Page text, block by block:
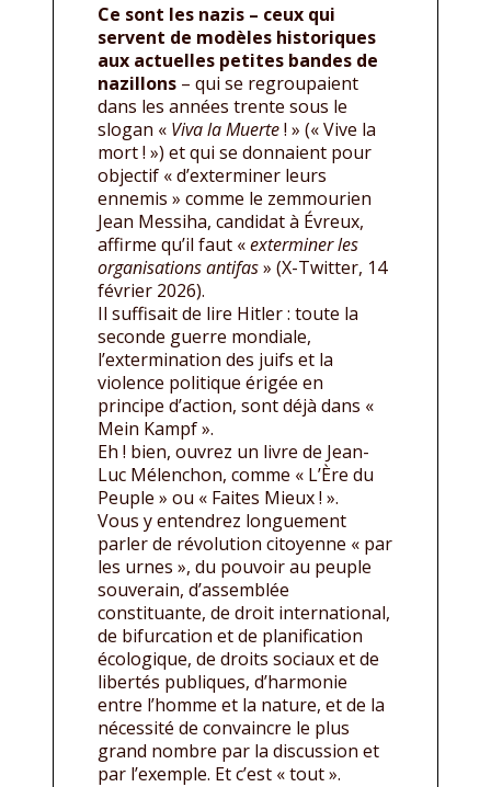
Ce sont les nazis – ceux qui
servent de modèles historiques
aux actuelles petites bandes de
nazillons – qui se regroupaient
dans les années trente sous le
slogan « Viva la Muerte! » (« Vive la
mort ! ») et qui se donnaient pour
objectif « d’exterminer leurs
ennemis » comme le zemmourien
Jean Messiha, candidat à Évreux,
affirme qu’il faut «exterminer les
organisations antifas» (X-Twitter, 14
février 2026).
Il suffisait de lire Hitler : toute la
seconde guerre mondiale,
l’extermination des juifs et la
violence politique érigée en
principe d’action, sont déjà dans «
Mein Kampf ».
Eh ! bien, ouvrez un livre de Jean-
Luc Mélenchon, comme « L’Ère du
Peuple » ou « Faites Mieux ! ».
Vous y entendrez longuement
parler de révolution citoyenne « par
les urnes », du pouvoir au peuple
souverain, d’assemblée
constituante, de droit international,
de bifurcation et de planification
écologique, de droits sociaux et de
libertés publiques, d’harmonie
entre l’homme et la nature, et de la
nécessité de convaincre le plus
grand nombre par la discussion et
par l’exemple. Et c’est « tout ».